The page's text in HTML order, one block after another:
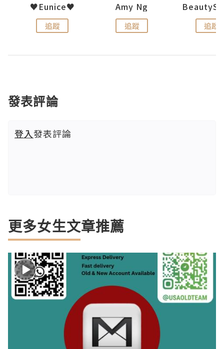
♥Eunice♥
追蹤
Amy Ng
追蹤 追蹤
發表評論
登入發表評論
更多女生文章推薦